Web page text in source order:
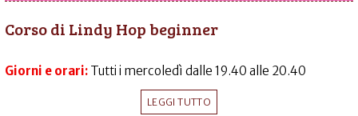
Corso di Lindy Hop beginner
Giorni e orari: Tutti i mercoledì dalle 19.40 alle 20.40
LEGGI TUTTO